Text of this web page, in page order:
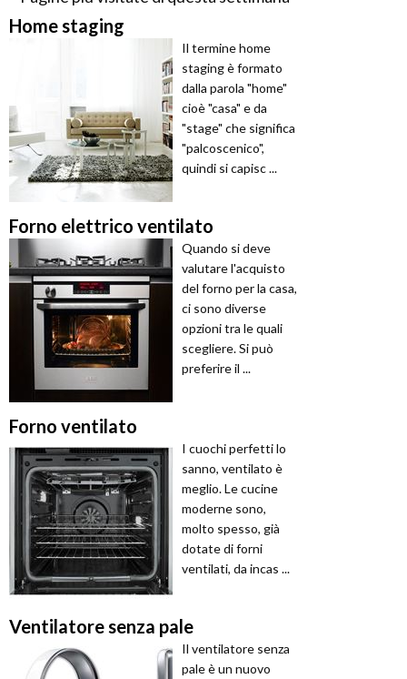
Home staging
Il termine home
staging è formato
dalla parola "home"
cioè "casa" e da
"stage" che significa
"palcoscenico",
quindi si capisc ...
Forno elettrico ventilato
Quando si deve
valutare l'acquisto
del forno per la casa,
ci sono diverse
opzioni tra le quali
scegliere. Si può
preferire il ...
Forno ventilato
I cuochi perfetti lo
sanno, ventilato è
meglio. Le cucine
moderne sono,
molto spesso, già
dotate di forni
ventilati, da incas ...
Ventilatore senza pale
Il ventilatore senza
pale è un nuovo